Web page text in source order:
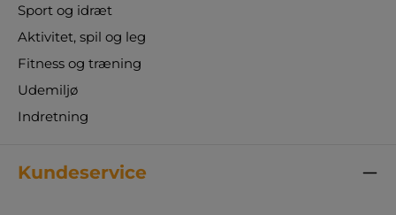
Sport og idræt
Aktivitet, spil og leg
Fitness og træning
Udemiljø
Indretning
Kundeservice